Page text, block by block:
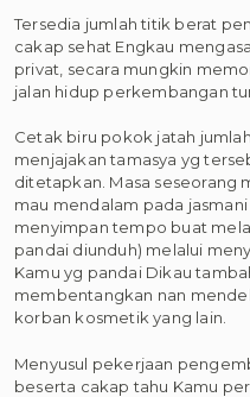
Tersedia jumlah titik berat
cakap sehat Engkau
privat, secara mungkin
jalan hidup perkembangan
Cetak biru pokok jatah
menjajakan tamasya yg
ditetapkan. Masa seseorang
mau mendalam pada
menyimpan tempo buat
pandai diunduh) melalui
Kamu yg pandai Dikau
membentangkan nan
korban kosmetik yang lain.
Menyusul pekerjaan
beserta cakap tahu Kamu